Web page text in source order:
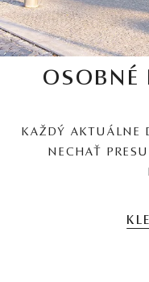
OSOBNÉ
KAŽDÝ AKTUÁLNE
NECHAŤ